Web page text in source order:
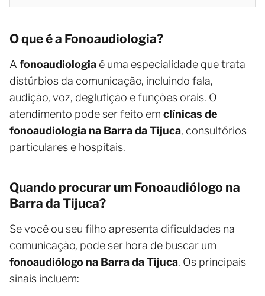
O que é a Fonoaudiologia?
A fonoaudiologia é uma especialidade que trata
distúrbios da comunicação, incluindo fala,
audição, voz, deglutição e funções orais. O
atendimento pode ser feito em clínicas de
fonoaudiologia na Barra da Tijuca, consultórios
particulares e hospitais.
Quando procurar um Fonoaudiólogo na
Barra da Tijuca?
Se você ou seu filho apresenta dificuldades na
comunicação, pode ser hora de buscar um
fonoaudiólogo na Barra da Tijuca. Os principais
sinais incluem: